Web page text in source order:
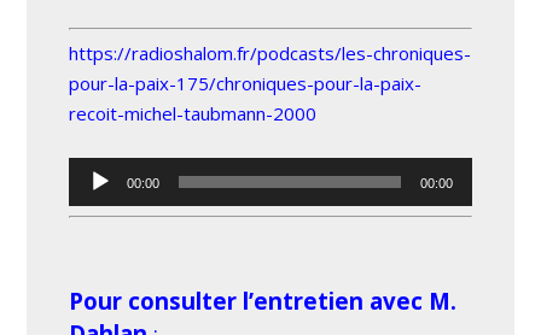
https://radioshalom.fr/podcasts/les-chroniques-
pour-la-paix-175/chroniques-pour-la-paix-
recoit-michel-taubmann-2000
Lecteur
audio
00:00 00:00
Pour consulter l’entretien avec M.